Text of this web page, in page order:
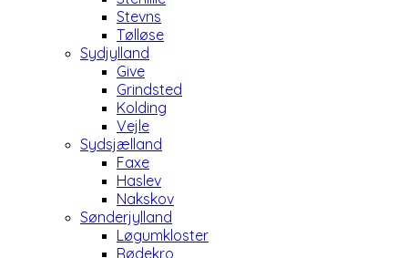
Stevns
Tølløse
Sydjylland
Give
Grindsted
Kolding
Vejle
Sydsjælland
Faxe
Haslev
Nakskov
Sønderjylland
Løgumkloster
Rødekro